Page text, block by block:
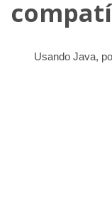
Usando Java,